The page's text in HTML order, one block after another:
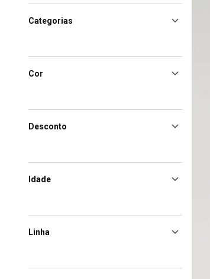
Categorias
Cor
Desconto
Idade
Linha